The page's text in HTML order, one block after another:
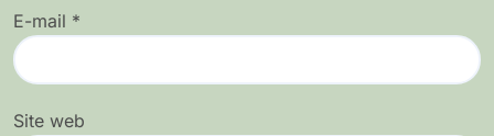
E-mail *
Site web